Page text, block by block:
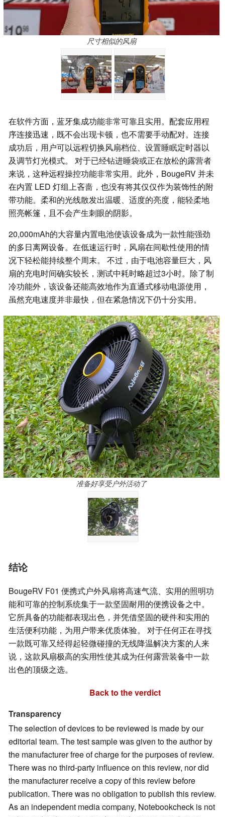
尺寸相似的风扇
在软件方面，蓝牙集成功能非常可靠且实用。配套应用程
序连接迅速，既不会出现卡顿，也不需要手动配对。连接
成功后，用户可以远程切换风扇档位、设置睡眠定时器以
及调节灯光模式。 对于已经钻进睡袋或正在放松的露营者
来说，这种远程操控功能非常实用。此外，BougeRV 并未
在内置 LED 灯组上吝啬，也没有将其仅仅作为装饰性的附
带功能。柔和的光线散发出温暖、适度的亮度，能轻柔地
照亮帐篷，且不会产生刺眼的阴影。
20,000mAh的大容量内置电池使该设备成为一款性能强劲
的多日离网设备。在低速运行时，风扇在间歇性使用的情
况下轻松能持续整个周末。 不过，由于电池容量巨大，风
扇的充电时间确实较长，测试中耗时略超过3小时。除了制
冷功能外，该设备还能高效地作为直通式移动电源使用，
虽然充电速度并非最快，但在紧急情况下仍十分实用。
准备好享受户外活动了
结论
BougeRV F01 便携式户外风扇将高速气流、实用的照明功
能和可靠的控制系统集于一款坚固耐用的便携设备之中。
它所具备的功能都表现出色，并凭借坚固的硬件和实用的
生活便利功能，为用户带来优质体验。 对于任何正在寻找
一款既可靠又经得起轻微碰撞的无线降温解决方案的人来
说，这款风扇极高的实用性使其成为任何露营装备中一款
出色的顶级之选。
Back to the verdict
Transparency
The selection of devices to be reviewed is made by our
editorial team. The test sample was given to the author by
the manufacturer free of charge for the purposes of review.
There was no third-party influence on this review, nor did
the manufacturer receive a copy of this review before
publication. There was no obligation to publish this review.
As an independent media company, Notebookcheck is not